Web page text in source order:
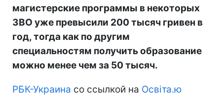
магистерские программы в некоторых
ЗВО уже превысили 200 тысяч гривен в
год, тогда как по другим
специальностям получить образование
можно менее чем за 50 тысяч.
РБК-Украина со ссылкой на Освіта.ю